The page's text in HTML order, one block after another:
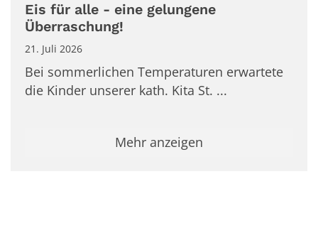
Eis für alle - eine gelungene
Überraschung!
21. Juli 2026
Bei sommerlichen Temperaturen erwartete
die Kinder unserer kath. Kita St. ...
Mehr anzeigen